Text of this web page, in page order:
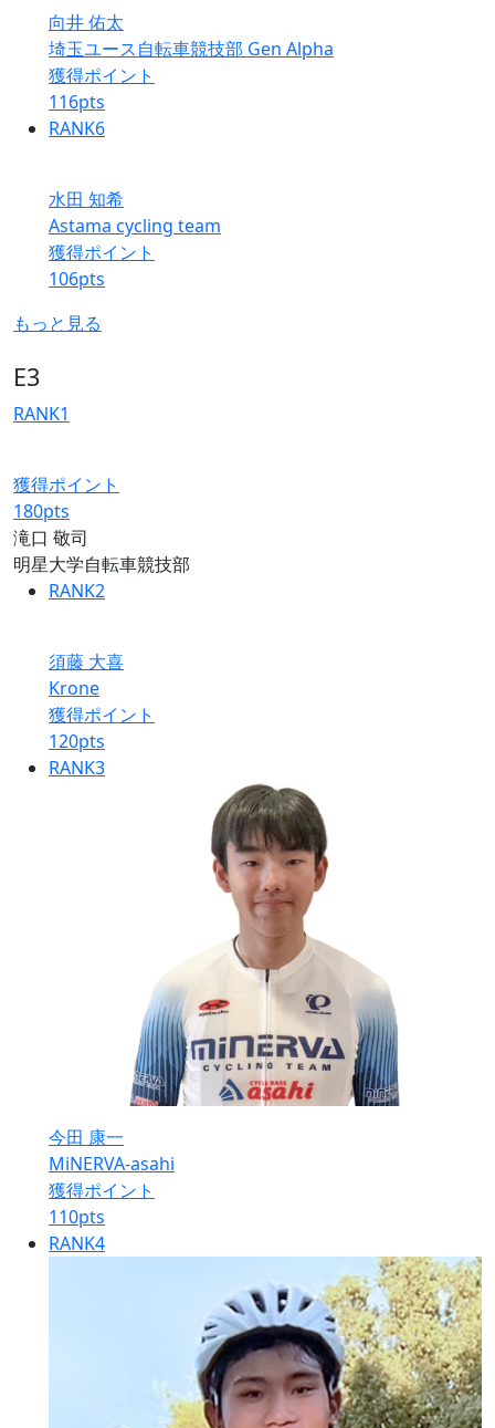
向井 佑太
埼玉ユース自転車競技部 Gen Alpha
獲得ポイント
116pts
RANK6
水田 知希
Astama cycling team
獲得ポイント
106pts
もっと見る
E3
RANK1
獲得ポイント
180pts
滝口 敬司
明星大学自転車競技部
RANK2
須藤 大喜
Krone
獲得ポイント
120pts
RANK3
今田 康一
MiNERVA-asahi
獲得ポイント
110pts
RANK4